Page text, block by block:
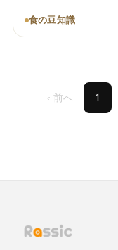
食の豆知識
‹ 前へ 1